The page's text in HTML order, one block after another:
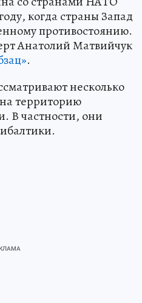
когда страны Запад
противостоянию.
Анатолий Матвийчук
.
несколько
территорию
В частности, они